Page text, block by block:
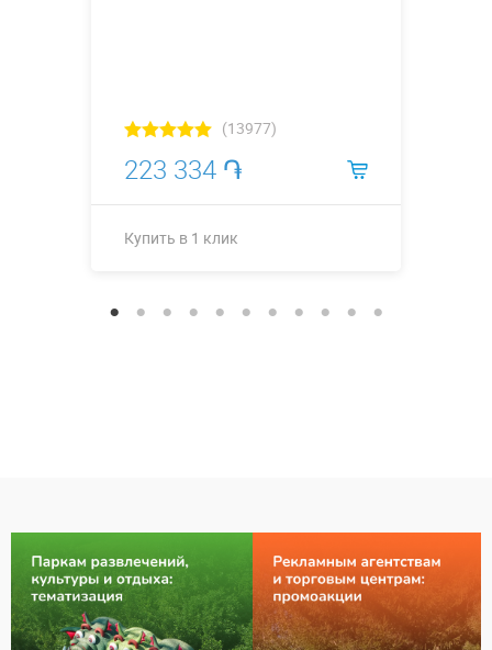
(13977)
223 334 ֏
Купить в 1 клик